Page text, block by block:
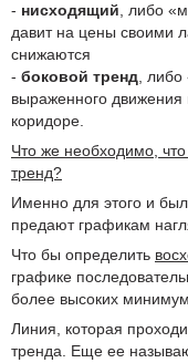
- нисходящий , либо
давит на цены своими
снижаются
- боковой тренд ,
выраженного
коридоре.
Что же необходимо,
тренд?
Именно для этого и
предают графикам
Что бы определить
графике
более высоких
Линия, которая
тренда. Еще ее